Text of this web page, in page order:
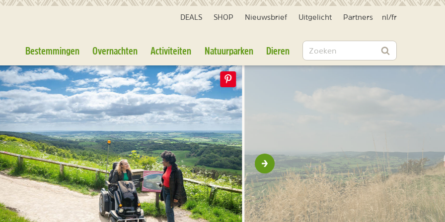
DEALS SHOP Nieuwsbrief Uitgelicht Partners nl /fr
Bestemmingen Overnachten Activiteiten Natuurparken Dieren Zoeken
Zoeken
Volgende